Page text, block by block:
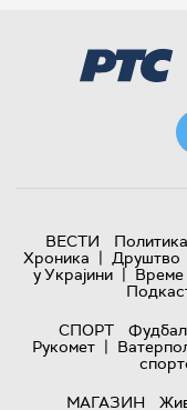
ВЕСТИ Политика
Хроника | Друштво
у Украјини | Време
СПОРТ
Фудбал
Рукомет |
МАГАЗИН